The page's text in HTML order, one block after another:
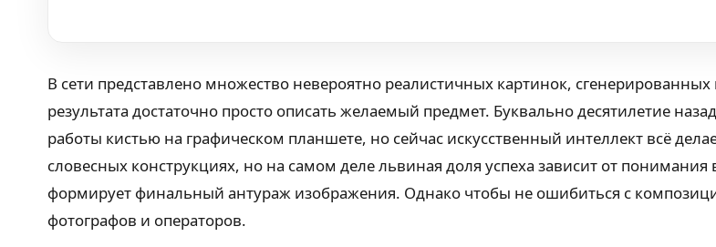
В сети представлено множество невероятно реалистичных картинок,
результата достаточно просто описать желаемый предмет. Буквально десятилетие
работы кистью на графическом планшете, но сейчас искусственный интеллект всё
словесных конструкциях, но на самом деле львиная доля успеха зависит от
формирует финальный антураж изображения. Однако чтобы не ошибиться с
фотографов и операторов.